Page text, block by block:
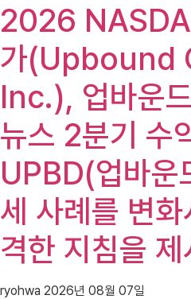
2026
가(Upbound
Inc.), 업바운
뉴스 2분기 수
UPBD(업바운
세 사례를 변
격한 지침을
ryohwa 2026년 08월 07일